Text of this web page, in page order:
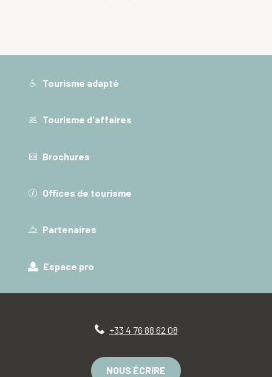
Tourisme adapté
Tourisme d'affaires
Brochures
Offices de tourisme
Partenaires
Espace pro
+33 4 76 88 62 08
NOUS ÉCRIRE